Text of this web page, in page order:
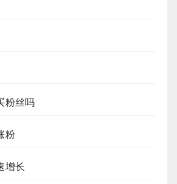
粉丝吗
粉
增长